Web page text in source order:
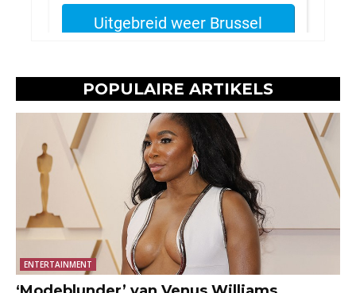
POPULAIRE ARTIKELS
ENTERTAINMENT